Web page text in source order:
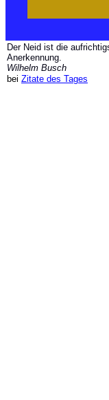
Der Neid ist die
Anerkennung.
Wilhelm Busch
bei Zitate des Tages